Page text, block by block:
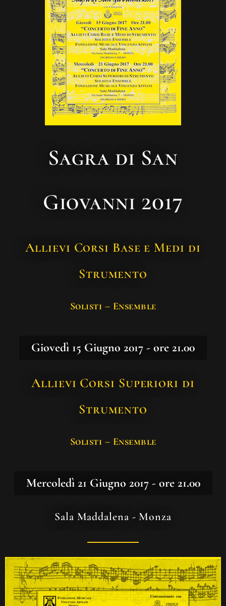
Sagra di San
Giovanni 2017
Allievi Corsi Base e Medi di
Strumento
Solisti – Ensemble
Giovedì 15 Giugno 2017 - ore 21.00
Allievi Corsi Superiori di
Strumento
Solisti – Ensemble
Mercoledì 21 Giugno 2017 - ore 21.00
Sala Maddalena - Monza